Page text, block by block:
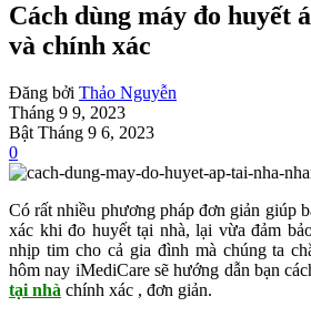
Cách dùng máy đo huyết
và chính xác
Đăng bởi Thảo Nguyễn
Tháng 9 9, 2023
Bật Tháng 9 6, 2023
0
Có rất nhiều phương pháp đơn giản giúp
xác khi đo huyết tại nhà, lại vừa đảm
nhịp tim cho cả gia đình mà chúng ta
hôm nay iMediCare sẽ hướng dẫn bạn
tại nhà chính xác , đơn giản.